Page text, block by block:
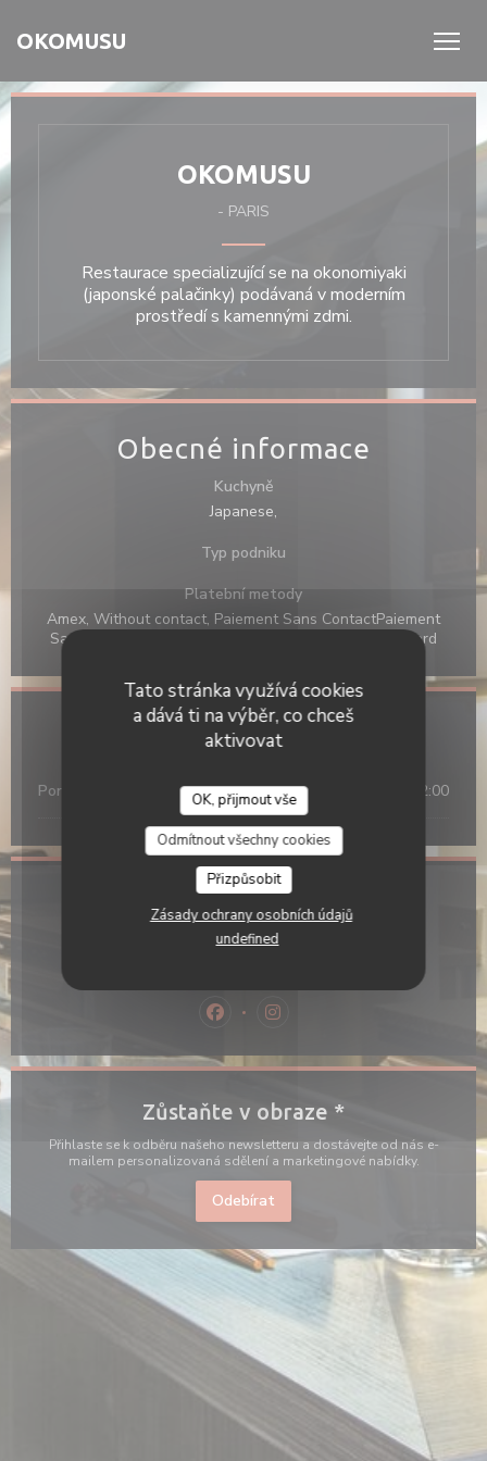
Tato stránka využívá cookies
a dává ti na výběr, co chceš
aktivovat
OK, přijmout vše
Odmítnout všechny cookies
Přizpůsobit
Zásady ochrany osobních údajů
undefined
OKOMUSU
OKOMUSU
- PARIS
Restaurace specializující se na okonomiyaki
(japonské palačinky) podávaná v moderním
prostředí s kamennými zdmi.
Obecné informace
Kuchyně
Japanese,
Typ podniku
Platební metody
Amex, Without contact, Paiement Sans ContactPaiement
Sans Contact, Cash, Visa, American Express, Debit Card
Otevírací hodiny
Pon 12:00 - 14:30 19:00 - 22:00
Umístění
11 rue Charlot 75003 Paris
Facebook ((otevře se v novém
Instagram ((otevře se v
Zůstaňte v obraze *
Přihlaste se k odběru našeho newsletteru a dostávejte od nás e-
mailem personalizovaná sdělení a marketingové nabídky.
Odebírat
OKOMUSU